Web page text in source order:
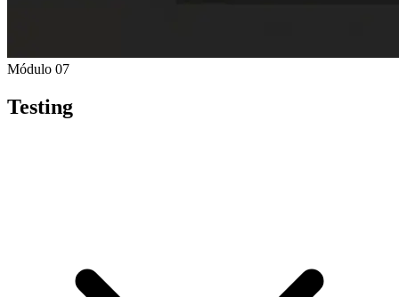
Módulo 07
Testing